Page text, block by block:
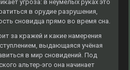
угроза: в неумелых руках это
в орудие разрушения,
сновидца прямо во время сна.
за кражей и какие намерения
выдающаяся учёная
в мир сновидений. Под
альтер-эго она начинает